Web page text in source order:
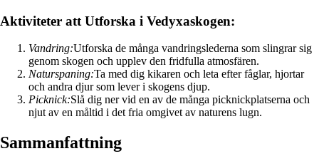
Aktiviteter att Utforska i Vedyxaskogen:
Vandring:Utforska de många vandringslederna som slingrar sig
genom skogen och upplev den fridfulla atmosfären.
Naturspaning:Ta med dig kikaren och leta efter fåglar, hjortar
och andra djur som lever i skogens djup.
Picknick:Slå dig ner vid en av de många picknickplatserna och
njut av en måltid i det fria omgivet av naturens lugn.
Sammanfattning